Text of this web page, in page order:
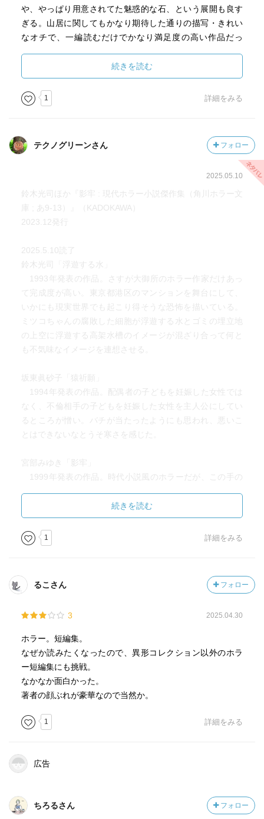
や、やっぱり用意されてた魅惑的な石、という展開も良す
ぎる。山居に関してもかなり期待した通りの描写・きれい
なオチで、一編読むだけでかなり満足度の高い作品だっ
小池真理子『山荘奇譚』
語り手が直接怖い体験をするのかと思いきや、部下を介し
てひたひた迫ってくるのが面白い。地下での出来事が伝聞
続きを読む
1 詳細をみる
テクノグリーンさん フォロー
2025.05.10
鈴木光司ほか『影牢 : 現代ホラー小説傑作集（角川ホラー文
庫 ; あ9-13）』（KADOKAWA）
2023.12発行
2025.5.10読了
鈴木光司「浮遊する水」
1993年発表の作品。さすが大御所のホラー作家だけあっ
て完成度が高い。東京都港区のマンションを舞台にして、
いかにも現実世界でも起こり得そうな恐怖を描いている。
ミツコちゃんの腐敗した細胞が浮遊する水とゴミの埋立地
の上空に浮遊する高架水槽のイメージが混ざり合って何と
も不気味なイメージを連想させる。
坂東眞砂子「猿祈願」
1994年発表の作品。配偶者の子どもを妊娠した女性では
なく、不倫相手の子どもを妊娠した女性を主人公にしてい
るところが憎い。バチが当たったようにも思われ、悪いこ
とはできないなとうそ寒さを感じた。
宮部みゆき「影牢」
1999年発表の作品。時代小説風のホラーだが、この手の
完成度も高く、ラストはリドル・ストーリー的な味わいも
ある。
三津田信三「集まった四人」
ラーシリーズの一つということらしい。著者が取材して得
た体験談を、もう一度体験者の視点に立って構成し直して
る。著者を語り手とする叙述が本編をサンドイッチしてい
るわけだが、果たしてその必要性があったのかと言われる
とよく分からない。私は、本編だけで必要十分なように感
じるが、この辺の感じ方は人によって違うだろう。
小池真理子「山荘奇譚」
学時代の恩師の葬儀のため、山梨県甲府市に行く。葬儀後
に滞在したホテルの女将から幽霊の話を聞き、その話をか
ところ、興味を持った美鈴がホテルに取材しに行き......とい
う話である。
うに思えてしまうが、文章力があり、登場人物も個性豊か
に描かれているので、日中にも関わらず、うそ寒くなるほ
続きを読む
1 詳細をみる
るこさん フォロー
3 2025.04.30
ホラー。短編集。
なぜか読みたくなったので、異形コレクション以外のホラ
ー短編集にも挑戦。
なかなか面白かった。
著者の顔ぶれが豪華なので当然か。
1 詳細をみる
広告
ちろるさん フォロー